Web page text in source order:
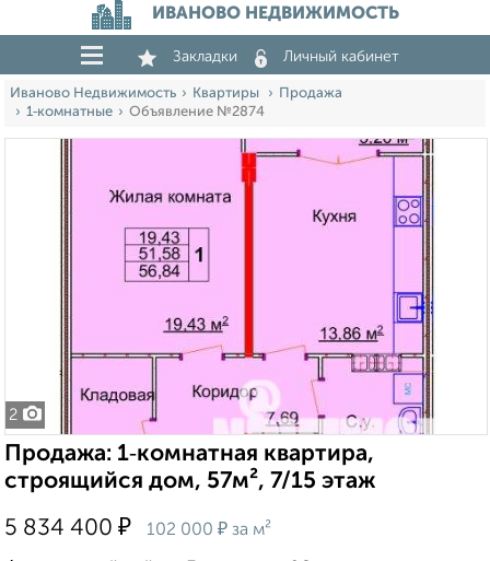
ИВАНОВО НЕДВИЖИМОСТЬ
Закладки Личный кабинет
Иваново Недвижимость Квартиры
Продажа
1‑комнатные
Объявление №2874
2
Продажа: 1‑комнатная квартира,
строящийся дом, 57м², 7/15 этаж
5 834 400 ₽ 102 000 ₽ за м²